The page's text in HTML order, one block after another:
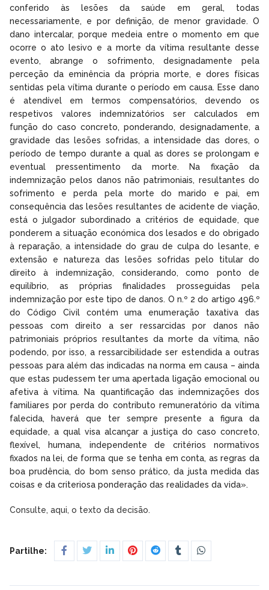
conferido às lesões da saúde em geral, todas
necessariamente, e por definição, de menor gravidade. O
dano intercalar, porque medeia entre o momento em que
ocorre o ato lesivo e a morte da vítima resultante desse
evento, abrange o sofrimento, designadamente pela
perceção da eminência da própria morte, e dores físicas
sentidas pela vítima durante o período em causa. Esse dano
é atendível em termos compensatórios, devendo os
respetivos valores indemnizatórios ser calculados em
função do caso concreto, ponderando, designadamente, a
gravidade das lesões sofridas, a intensidade das dores, o
período de tempo durante a qual as dores se prolongam e
eventual pressentimento da morte. Na fixação da
indemnização pelos danos não patrimoniais, resultantes do
sofrimento e perda pela morte do marido e pai, em
consequência das lesões resultantes de acidente de viação,
está o julgador subordinado a critérios de equidade, que
ponderem a situação económica dos lesados e do obrigado
à reparação, a intensidade do grau de culpa do lesante, e
extensão e natureza das lesões sofridas pelo titular do
direito à indemnização, considerando, como ponto de
equilíbrio, as próprias finalidades prosseguidas pela
indemnização por este tipo de danos. O n.º 2 do artigo 496.º
do Código Civil contém uma enumeração taxativa das
pessoas com direito a ser ressarcidas por danos não
patrimoniais próprios resultantes da morte da vítima, não
podendo, por isso, a ressarcibilidade ser estendida a outras
pessoas para além das indicadas na norma em causa – ainda
que estas pudessem ter uma apertada ligação emocional ou
afetiva à vítima. Na quantificação das indemnizações dos
familiares por perda do contributo remuneratório da vítima
falecida, haverá que ter sempre presente a figura da
equidade, a qual visa alcançar a justiça do caso concreto,
flexível, humana, independente de critérios normativos
fixados na lei, de forma que se tenha em conta, as regras da
boa prudência, do bom senso prático, da justa medida das
coisas e da criteriosa ponderação das realidades da vida».
Consulte, aqui, o texto da decisão.
Partilhe: